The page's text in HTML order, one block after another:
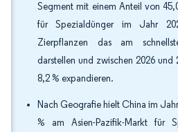
Segment mit einem Anteil von
für Spezialdünger im Jahr
Zierpflanzen das am
darstellen und zwischen 2026
8,2 % expandieren.
Nach Geografie hielt China im
% am Asien-Pazifik-Markt für